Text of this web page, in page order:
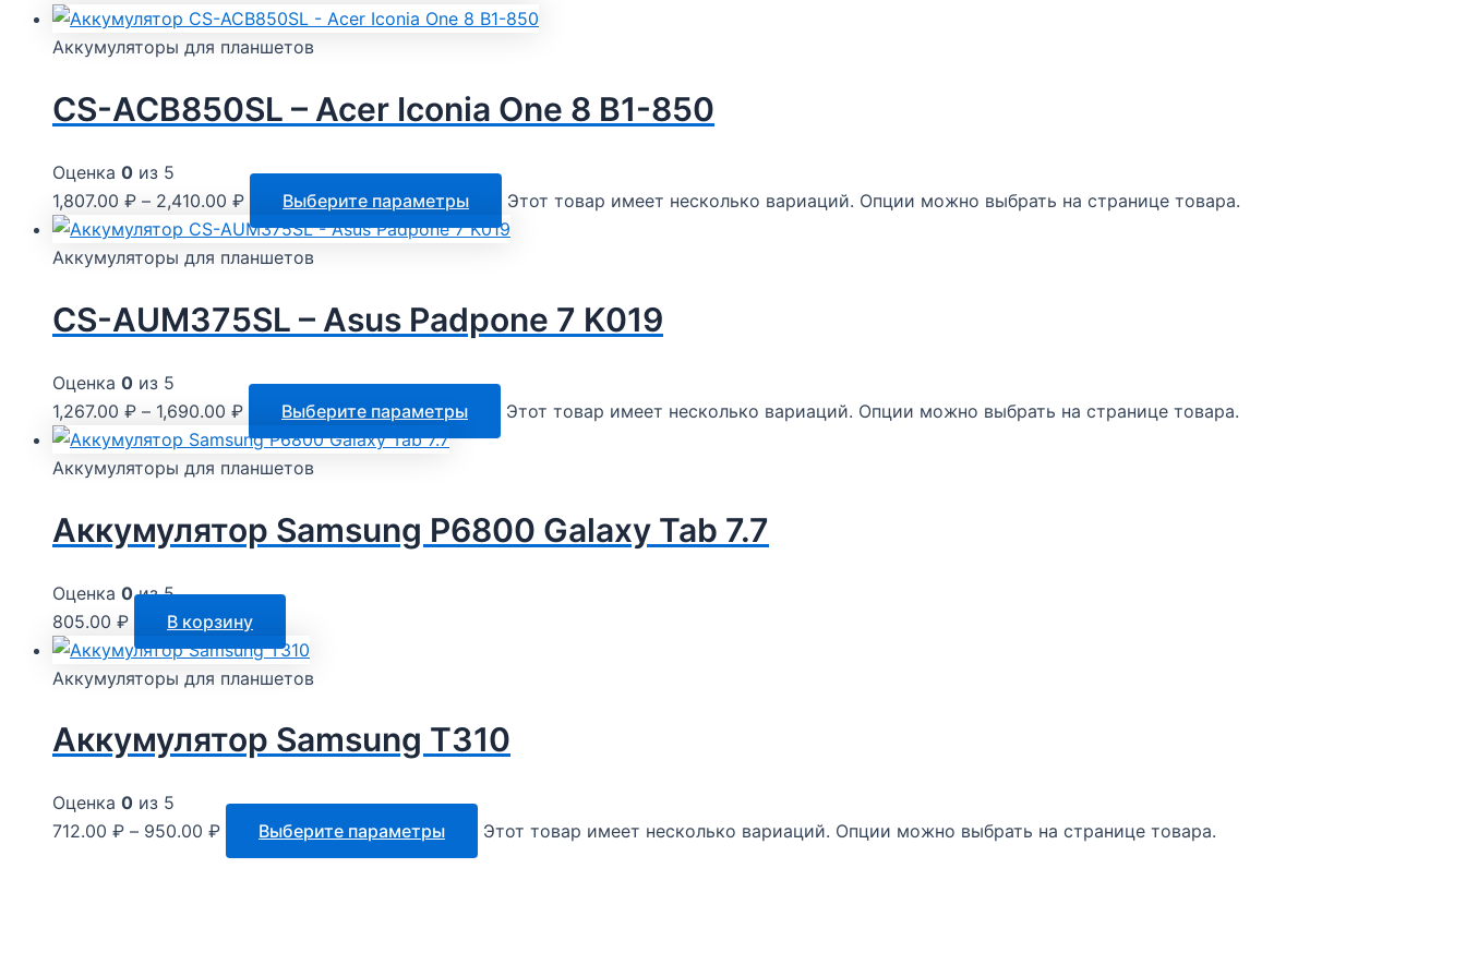
Аккумуляторы для планшетов
CS-ACB850SL – Acer Iconia One 8 B1-850
Оценка 0 из 5
1,807.00 ₽ – 2,410.00 ₽ Выберите параметры Этот товар имеет несколько вариаций. Опции можно выбрать на странице товара.
Аккумуляторы для планшетов
CS-AUM375SL – Asus Padpone 7 K019
Оценка 0 из 5
1,267.00 ₽ – 1,690.00 ₽ Выберите параметры Этот товар имеет несколько вариаций. Опции можно выбрать на странице товара.
Аккумуляторы для планшетов
Аккумулятор Samsung P6800 Galaxy Tab 7.7
Оценка 0из 5
805.00 ₽ В корзину
Аккумуляторы для планшетов
Аккумулятор Samsung T310
Оценка 0 из 5
712.00 ₽ – 950.00 ₽ Выберите параметры Этот товар имеет несколько вариаций. Опции можно выбрать на странице товара.